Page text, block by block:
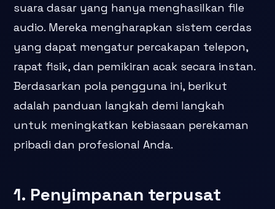
suara dasar yang hanya menghasilkan file
audio. Mereka mengharapkan sistem cerdas
yang dapat mengatur percakapan telepon,
rapat fisik, dan pemikiran acak secara instan.
Berdasarkan pola pengguna ini, berikut
adalah panduan langkah demi langkah
untuk meningkatkan kebiasaan perekaman
pribadi dan profesional Anda.
1. Penyimpanan terpusat